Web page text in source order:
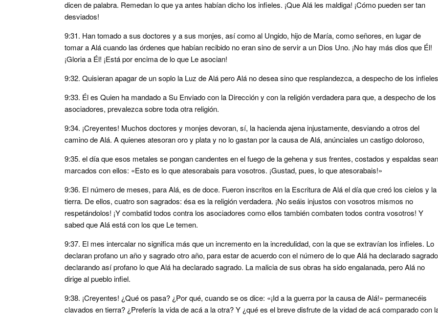
dicen de palabra. Remedan lo que ya antes habían dicho los infieles. ¡Que Alá les maldiga! ¡Cómo pueden ser tan
desviados!
9:31. Han tomado a sus doctores y a sus monjes, así como al Ungido, hijo de María, como señores, en lugar de
tomar a Alá cuando las órdenes que habían recibido no eran sino de servir a un Dios Uno. ¡No hay más dios que Él!
¡Gloria a Él! ¡Está por encima de lo que Le asocian!
9:32. Quisieran apagar de un soplo la Luz de Alá pero Alá no desea sino que resplandezca, a despecho de los
9:33. Él es Quien ha mandado a Su Enviado con la Dirección y con la religión verdadera para que, a despecho de los
asociadores, prevalezca sobre toda otra religión.
9:34. ¡Creyentes! Muchos doctores y monjes devoran, sí, la hacienda ajena injustamente, desviando a otros del
camino de Alá. A quienes atesoran oro y plata y no lo gastan por la causa de Alá, anúnciales un castigo doloroso,
9:35. el día que esos metales se pongan candentes en el fuego de la gehena y sus frentes, costados y espaldas sean
marcados con ellos: «Esto es lo que atesorabais para vosotros. ¡Gustad, pues, lo que atesorabais!»
9:36. El número de meses, para Alá, es de doce. Fueron inscritos en la Escritura de Alá el día que creó los cielos y la
tierra. De ellos, cuatro son sagrados: ésa es la religión verdadera. ¡No seáis injustos con vosotros mismos no
respetándolos! ¡Y combatid todos contra los asociadores como ellos también combaten todos contra vosotros! Y
sabed que Alá está con los que Le temen.
9:37. El mes intercalar no significa más que un incremento en la incredulidad, con la que se extravían los infieles. Lo
declaran profano un año y sagrado otro año, para estar de acuerdo con el número de lo que Alá ha declarado
declarando así profano lo que Alá ha declarado sagrado. La malicia de sus obras ha sido engalanada, pero Alá no
dirige al pueblo infiel.
9:38. ¡Creyentes! ¿Qué os pasa? ¿Por qué, cuando se os dice: «¡Id a la guerra por la causa de Alá!» permanecéis
clavados en tierra? ¿Preferís la vida de acá a la otra? Y ¿qué es el breve disfrute de la vidad de acá comparado con